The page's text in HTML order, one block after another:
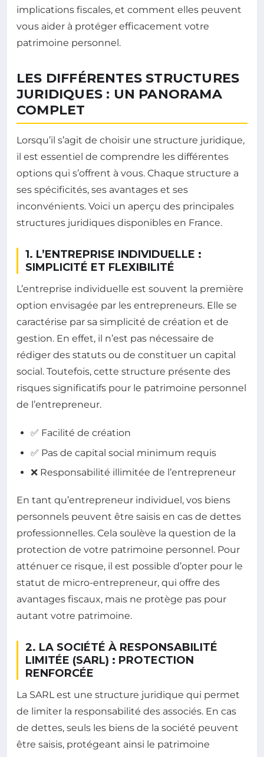
implications fiscales, et comment elles peuvent
vous aider à protéger efficacement votre
patrimoine personnel.
LES DIFFÉRENTES STRUCTURES
JURIDIQUES : UN PANORAMA
COMPLET
Lorsqu’il s’agit de choisir une structure juridique,
il est essentiel de comprendre les différentes
options qui s’offrent à vous. Chaque structure a
ses spécificités, ses avantages et ses
inconvénients. Voici un aperçu des principales
structures juridiques disponibles en France.
1. L’ENTREPRISE INDIVIDUELLE :
SIMPLICITÉ ET FLEXIBILITÉ
L’entreprise individuelle est souvent la première
option envisagée par les entrepreneurs. Elle se
caractérise par sa simplicité de création et de
gestion. En effet, il n’est pas nécessaire de
rédiger des statuts ou de constituer un capital
social. Toutefois, cette structure présente des
risques significatifs pour le patrimoine personnel
de l’entrepreneur.
✅ Facilité de création
✅ Pas de capital social minimum requis
❌ Responsabilité illimitée de l’entrepreneur
En tant qu’entrepreneur individuel, vos biens
personnels peuvent être saisis en cas de dettes
professionnelles. Cela soulève la question de la
protection de votre patrimoine personnel. Pour
atténuer ce risque, il est possible d’opter pour le
statut de micro-entrepreneur, qui offre des
avantages fiscaux, mais ne protège pas pour
autant votre patrimoine.
2. LA SOCIÉTÉ À RESPONSABILITÉ
LIMITÉE (SARL) : PROTECTION
RENFORCÉE
La SARL est une structure juridique qui permet
de limiter la responsabilité des associés. En cas
de dettes, seuls les biens de la société peuvent
être saisis, protégeant ainsi le patrimoine